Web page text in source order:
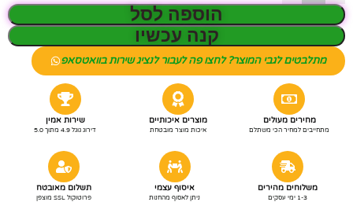
הוספה לסל
קנה עכשיו
מתלבטים לגבי המוצר? לחצו פה לעבור לנציג שירות בוואטסאפ
מחירים מעולים
מתחייבים למחיר הכי משתלם
מוצרים איכותיים
איכות מוצר מובטחת
שירות אמין
דירוג גוגל 4.9 מתוך 5.0
משלוחים מהירים
1-3 ימי עסקים
איסוף עצמי
ניתן לאסוף מהחנות
תשלום מאובטח
פרוטוקול SSL מוצפן